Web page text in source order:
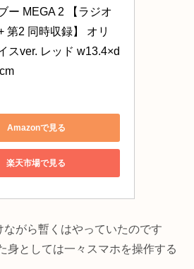
ー MEGA 2 【ラジオ
第2 同時収録】 オリ
スver. レッド w13.4×d
Amazonで見る
楽天市場で見る
がら暫くはやっていたのです
身としては一々スマホを操作する